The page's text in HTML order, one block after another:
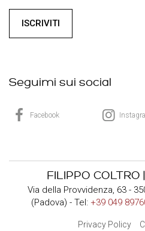
ISCRIVITI
Seguimi sui social
Facebook
FILIPPO COLTRO
Via della Provvidenza, 63 -
(Padova) - Tel: +39 049
Privacy Policy